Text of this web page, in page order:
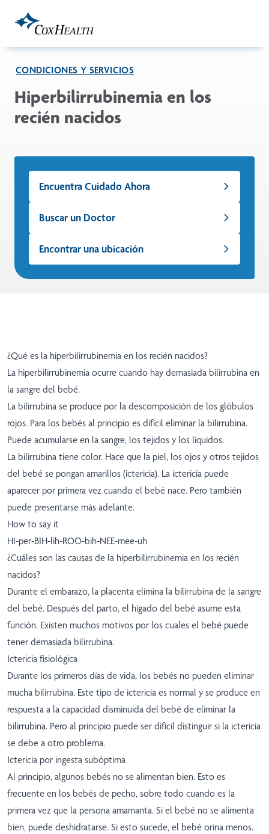
CONDICIONES Y SERVICIOS
Hiperbilirrubinemia en los
recién nacidos
Encuentra Cuidado Ahora
Buscar un Doctor
Encontrar una ubicación
¿Qué es la hiperbilirrubinemia en los recién nacidos?
La hiperbilirrubinemia ocurre cuando hay demasiada bilirrubina en
la sangre del bebé.
La bilirrubina se produce por la descomposición de los glóbulos
rojos. Para los bebés al principio es difícil eliminar la bilirrubina.
Puede acumularse en la sangre, los tejidos y los líquidos.
La bilirrubina tiene color. Hace que la piel, los ojos y otros tejidos
del bebé se pongan amarillos (ictericia). La ictericia puede
aparecer por primera vez cuando el bebé nace. Pero también
puede presentarse más adelante.
How to say it
HI-per-BIH-lih-ROO-bih-NEE-mee-uh
¿Cuáles son las causas de la hiperbilirrubinemia en los recién
nacidos?
Durante el embarazo, la placenta elimina la bilirrubina de la sangre
del bebé. Después del parto, el hígado del bebé asume esta
función. Existen muchos motivos por los cuales el bebé puede
tener demasiada bilirrubina.
Ictericia fisiológica
Durante los primeros días de vida, los bebés no pueden eliminar
mucha bilirrubina. Este tipo de ictericia es normal y se produce en
respuesta a la capacidad disminuida del bebé de eliminar la
bilirrubina. Pero al principio puede ser difícil distinguir si la ictericia
se debe a otro problema.
Ictericia por ingesta subóptima
Al principio, algunos bebés no se alimentan bien. Esto es
frecuente en los bebés de pecho, sobre todo cuando es la
primera vez que la persona amamanta. Si el bebé no se alimenta
bien, puede deshidratarse. Si esto sucede, el bebé orina menos.